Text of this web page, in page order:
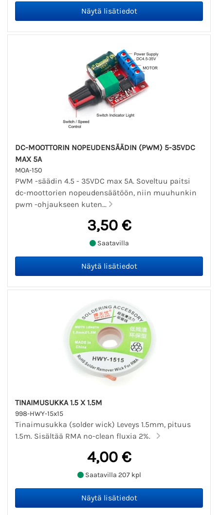
DC-MOOTTORIN NOPEUDENSÄÄDIN (PWM) 5-35VDC
MAX 5A
MOA-150
PWM -säädin 4.5 - 35VDC max 5A. Soveltuu paitsi
dc-moottorien nopeudensäätöön, niin muuhunkin
pwm -ohjaukseen kuten...
3,50 €
Saatavilla
TINAIMUSUKKA 1.5 X 1.5M
998-HWY-15x15
Tinaimusukka (solder wick) Leveys 1.5mm, pituus
1.5m. Sisältää RMA no-clean fluxia 2%.
4,00 €
Saatavilla 207 kpl